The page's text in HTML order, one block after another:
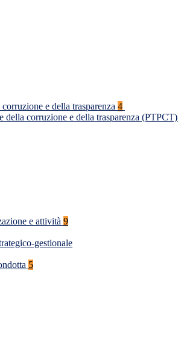
e della trasparenza 4
della corruzione e della trasparenza (PTPCT)
e attività 9
gestionale
5